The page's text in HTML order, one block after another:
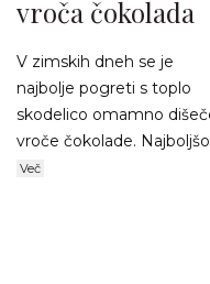
vroča čokolada
V zimskih dneh se je
najbolje pogreti s toplo
skodelico omamno
vroče čokolade. Najboljšo
Več